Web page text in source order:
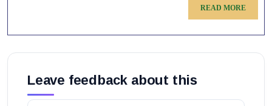
READ MOREREAD
MORE
Leave feedback about this